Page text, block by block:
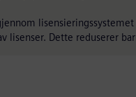
lisenser. Dette reduserer